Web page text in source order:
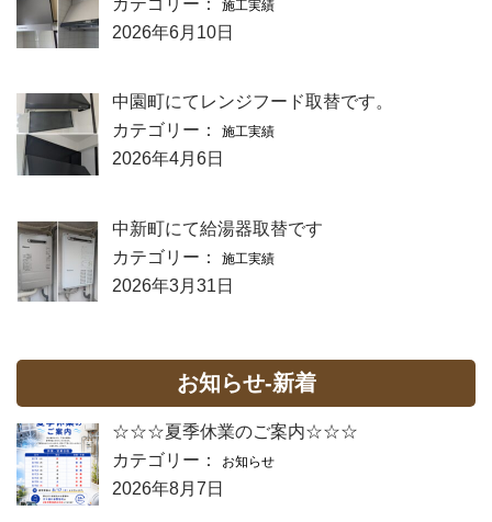
施工実績
2026年6月10日
中園町にてレンジフード取替です。
カテゴリー：
施工実績
2026年4月6日
中新町にて給湯器取替です
カテゴリー：
施工実績
2026年3月31日
お知らせ-新着
☆☆☆夏季休業のご案内☆☆☆
カテゴリー：
お知らせ
2026年8月7日